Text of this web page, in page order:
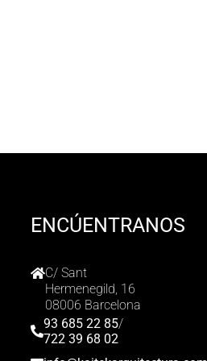
ENCÚENTRANOS
C/ Sant
Hermenegild, 16
08006 Barcelona
93 685 22 85/
722 39 68 02